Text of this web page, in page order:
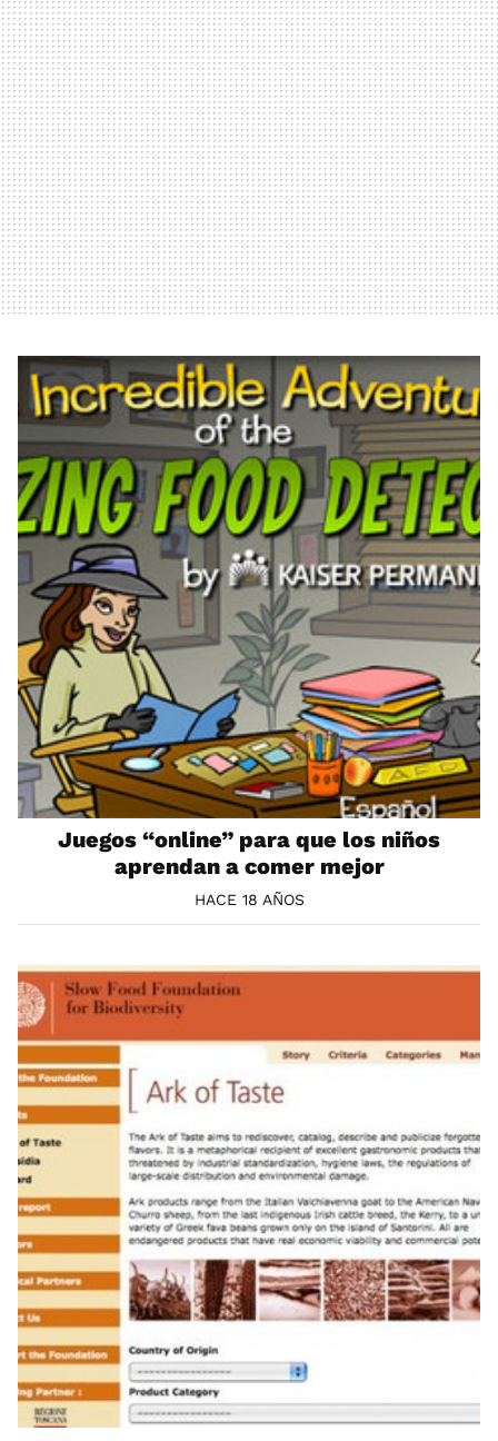
Juegos “online” para que los niños
aprendan a comer mejor
HACE 18 AÑOS